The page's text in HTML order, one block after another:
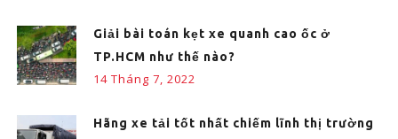
Giải bài toán kẹt xe quanh cao ốc ở
TP.HCM như thế nào?
14 Tháng 7, 2022
Hãng xe tải tốt nhất chiếm lĩnh thị trường